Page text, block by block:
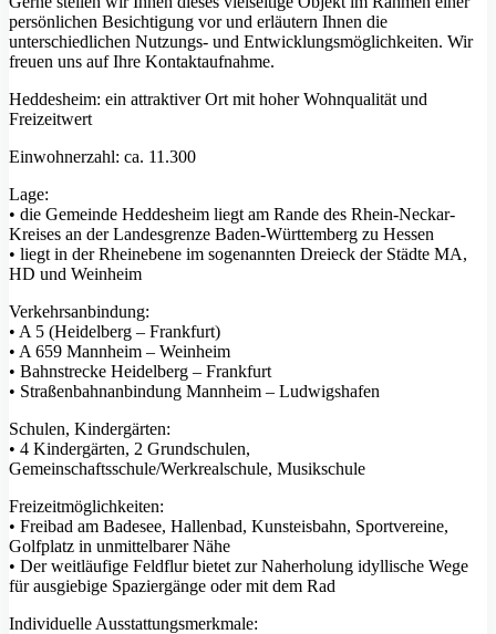
persönlichen Besichtigung vor und erläutern Ihnen die
unterschiedlichen Nutzungs- und Entwicklungsmöglichkeiten. Wir
freuen uns auf Ihre Kontaktaufnahme.
Heddesheim: ein attraktiver Ort mit hoher Wohnqualität und
Freizeitwert
Einwohnerzahl: ca. 11.300
Lage:
• die Gemeinde Heddesheim liegt am Rande des Rhein-Neckar-
Kreises an der Landesgrenze Baden-Württemberg zu Hessen
• liegt in der Rheinebene im sogenannten Dreieck der Städte MA,
HD und Weinheim
Verkehrsanbindung:
• A 5 (Heidelberg – Frankfurt)
• A 659 Mannheim – Weinheim
• Bahnstrecke Heidelberg – Frankfurt
• Straßenbahnanbindung Mannheim – Ludwigshafen
Schulen, Kindergärten:
• 4 Kindergärten, 2 Grundschulen,
Gemeinschaftsschule/Werkrealschule, Musikschule
Freizeitmöglichkeiten:
• Freibad am Badesee, Hallenbad, Kunsteisbahn, Sportvereine,
Golfplatz in unmittelbarer Nähe
• Der weitläufige Feldflur bietet zur Naherholung idyllische Wege
für ausgiebige Spaziergänge oder mit dem Rad
Individuelle Ausstattungsmerkmale: